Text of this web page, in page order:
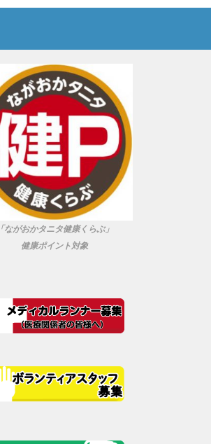
「ながおかタニタ健康くらぶ」
健康ポイント対象